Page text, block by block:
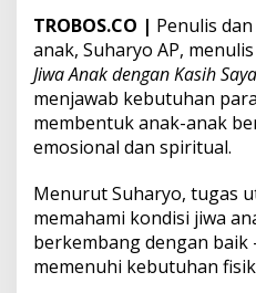
i
h
a
y
a
g
K
u
n
TROBOS.CO | Penulis
anak, Suharyo AP,
Jiwa Anak dengan Kasih
menjawab kebutuhan
membentuk anak-anak
emosional dan spiritual.
Menurut Suharyo, tugas
memahami kondisi jiwa
berkembang dengan
memenuhi kebutuhan